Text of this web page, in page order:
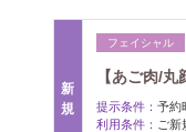
新
規
フェイシャル
【あご肉/
提示条件： 予約
利用条件： ご新